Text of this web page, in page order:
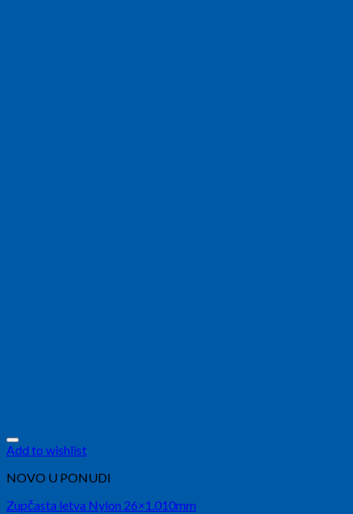
Add to wishlist
NOVO U PONUDI
Zupčasta letva Nylon 26×1.010mm